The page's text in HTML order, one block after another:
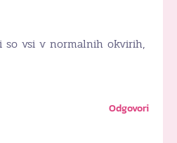
so vsi v normalnih okvirih,
Odgovori